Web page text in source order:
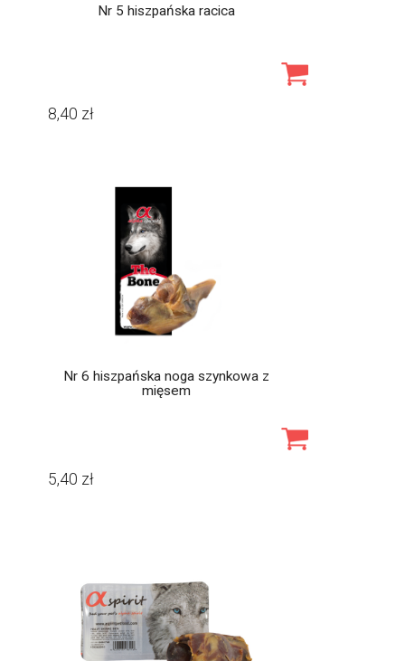
Nr 5 hiszpańska racica
8,40 zł
Nr 6 hiszpańska noga szynkowa z
mięsem
5,40 zł